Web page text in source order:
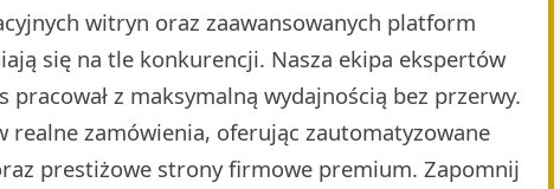
witryn oraz zaawansowanych platform
się na tle konkurencji. Nasza ekipa ekspertów
z maksymalną wydajnością bez przerwy.
realne zamówienia, oferując zautomatyzowane
prestiżowe strony firmowe premium. Zapomnij